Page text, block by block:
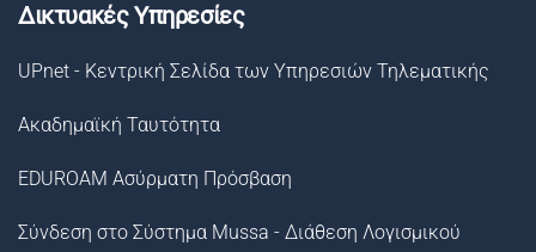
Δικτυακές Υπηρεσίες
UPnet - Κεντρική Σελίδα των Υπηρεσιών Τηλεματικής
Ακαδημαϊκή Ταυτότητα
EDUROAM Ασύρματη Πρόσβαση
Σύνδεση στο Σύστημα Μussa - Διάθεση Λογισμικού